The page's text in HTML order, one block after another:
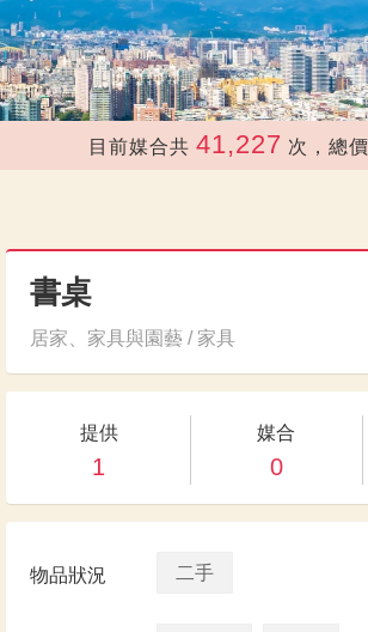
目前媒合共 41,227 次，總價值約
書桌
居家、家具與園藝 / 家具
提供
1
媒合
0
物品狀況 二手